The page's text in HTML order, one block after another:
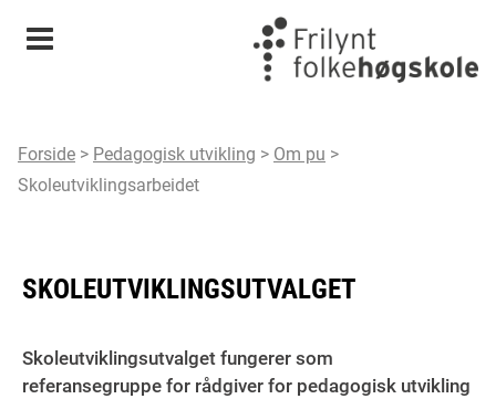
Meny
Forside > Pedagogisk utvikling > Om pu >
Skoleutviklingsarbeidet
SKOLEUTVIKLINGSUTVALGET
Skoleutviklingsutvalget fungerer som
referansegruppe for rådgiver for pedagogisk utvikling